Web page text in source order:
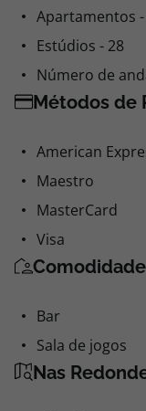
Apartamentos
Estúdios - 28
Número de
Métodos de
American
Maestro
MasterCard
Visa
Bar
Sala de jogos
Nas